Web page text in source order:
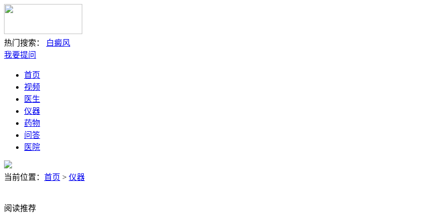
热门搜索：
白癜风
我要提问
首页
视频
医生
仪器
药物
问答
医院
当前位置： 首页 > 仪器
阅读推荐